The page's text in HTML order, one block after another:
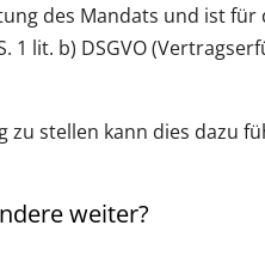
des Mandats und ist
b) DSGVO
stellen kann dies dazu
weiter?